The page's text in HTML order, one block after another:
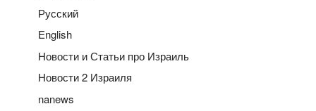
Русский
English
Новости и Статьи про Израиль
Новости 2 Израиля
nanews